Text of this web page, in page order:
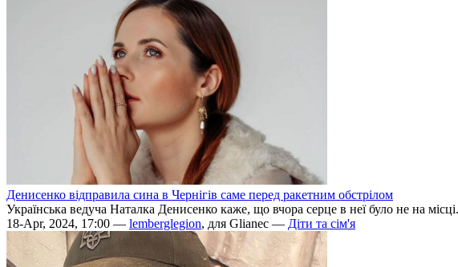
Денисенко відправила сина в Чернігів саме перед ракетним обстрілом
Українська ведуча Наталка Денисенко каже, що вчора серце в неї було не на
18-Apr, 2024, 17:00 — lemberglegion, для Glianec — Діти та сім'я